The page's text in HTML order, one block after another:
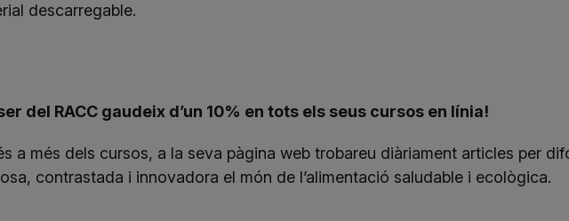
descarregable.
del RACC gaudeix d’un 10% en tots els seus cursos en línia!
a més dels cursos, a la seva pàgina web trobareu diàriament articles per
contrastada i innovadora el món de l’alimentació saludable i ecològica.